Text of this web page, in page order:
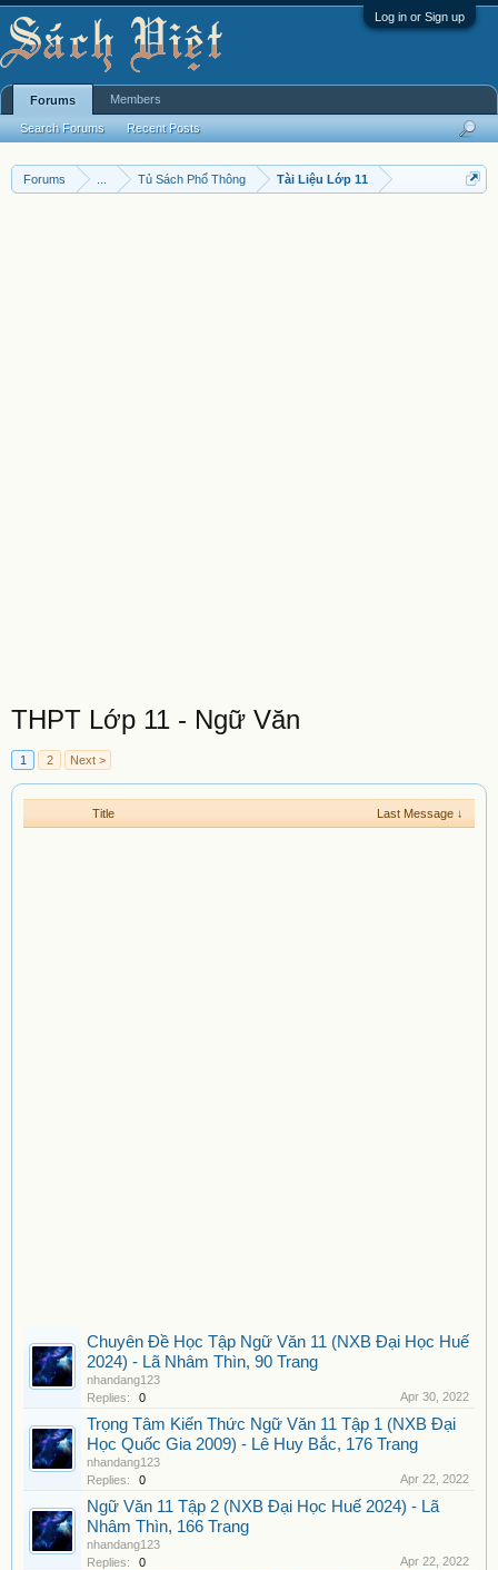
Log in or Sign up
Forums Tủ Sách Phổ Thông Tài Liệu Lớp 11
THPT Lớp 11 - Ngữ Văn
1 2 Next >
Title Last Message ↓
Chuyên Đề Học Tập Ngữ Văn 11 (NXB Đại Học Huế
2024) - Lã Nhâm Thìn, 90 Trang
nhandang123
Replies:
0 Apr 30, 2022
Trọng Tâm Kiến Thức Ngữ Văn 11 Tập 1 (NXB Đại
Học Quốc Gia 2009) - Lê Huy Bắc, 176 Trang
nhandang123
Replies:
0 Apr 22, 2022
Ngữ Văn 11 Tập 2 (NXB Đại Học Huế 2024) - Lã
Nhâm Thìn, 166 Trang
nhandang123
Replies:
0 Apr 22, 2022
Forums
Search Forums Recent Posts
Members